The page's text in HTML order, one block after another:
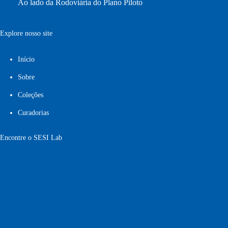
Ao lado da Rodoviária do Plano Piloto
Explore nosso site
Início
Sobre
Coleções
Curadorias
Encontre o SESI Lab